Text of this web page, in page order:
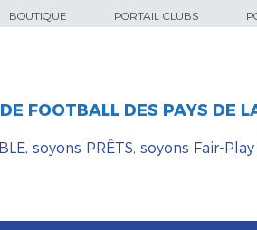
BOUTIQUE PORTAIL CLUBS
FOOTBALL DES PAYS DE
soyons PRÊTS, soyons Fair-Play